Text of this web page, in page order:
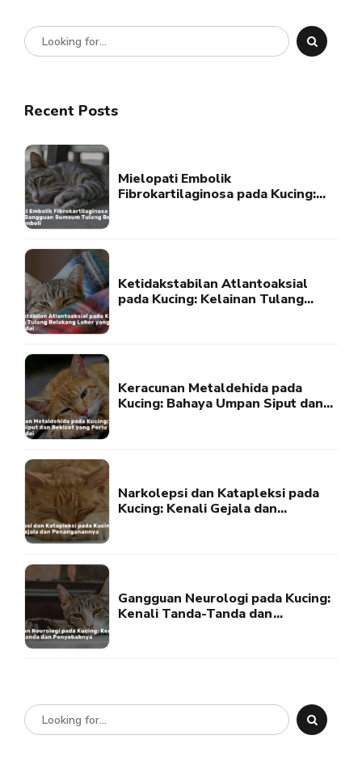
Recent Posts
Mielopati Embolik
Fibrokartilaginosa pada Kucing:
Ketidakstabilan Atlantoaksial
pada Kucing: Kelainan Tulang
Keracunan Metaldehida pada
Kucing: Bahaya Umpan Siput dan
Narkolepsi dan Katapleksi pada
Kucing: Kenali Gejala dan
Gangguan Neurologi pada Kucing:
Kenali Tanda-Tanda dan